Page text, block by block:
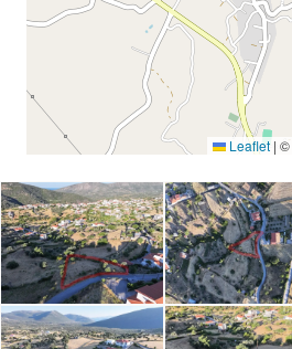
Leaflet | ©